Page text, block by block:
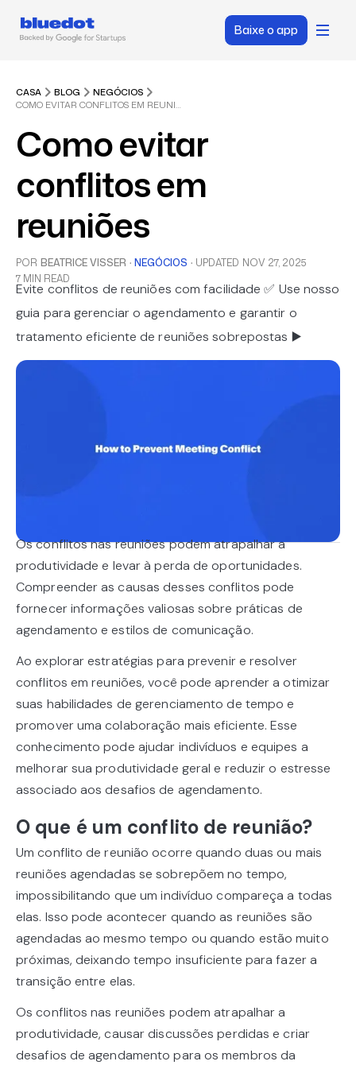
Baixe o app
CASA BLOG
NEGÓCIOS
COMO EVITAR CONFLITOS EM REUNIÕES
Como evitar
conflitos em
reuniões
POR BEATRICE VISSER · NEGÓCIOS · UPDATED NOV 27, 2025
7 MIN READ
Evite conflitos de reuniões com facilidade ✅ Use nosso
guia para gerenciar o agendamento e garantir o
tratamento eficiente de reuniões sobrepostas ▶️
Os conflitos nas reuniões podem atrapalhar a
produtividade e levar à perda de oportunidades.
Compreender as causas desses conflitos pode
fornecer informações valiosas sobre práticas de
agendamento e estilos de comunicação.
Ao explorar estratégias para prevenir e resolver
conflitos em reuniões, você pode aprender a otimizar
suas habilidades de gerenciamento de tempo e
promover uma colaboração mais eficiente. Esse
conhecimento pode ajudar indivíduos e equipes a
melhorar sua produtividade geral e reduzir o estresse
associado aos desafios de agendamento.
O que é um conflito de reunião?
Um conflito de reunião ocorre quando duas ou mais
reuniões agendadas se sobrepõem no tempo,
impossibilitando que um indivíduo compareça a todas
elas. Isso pode acontecer quando as reuniões são
agendadas ao mesmo tempo ou quando estão muito
próximas, deixando tempo insuficiente para fazer a
transição entre elas.
Os conflitos nas reuniões podem atrapalhar a
produtividade, causar discussões perdidas e criar
desafios de agendamento para os membros da